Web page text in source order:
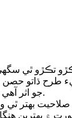
اهو damping vibration جو اثر آهي.